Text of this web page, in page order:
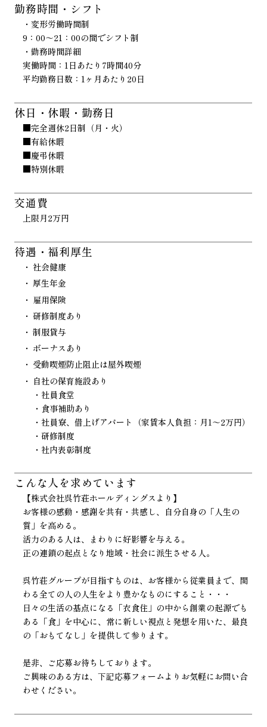
勤務時間・シフト
・変形労働時間制
9：00～21：00の間でシフト制
・勤務時間詳細
実働時間：1日あたり7時間40分
平均勤務日数：1ヶ月あたり20日
休日・休暇・勤務日
■完全週休2日制（月・火）
■有給休暇
■慶弔休暇
■特別休暇
交通費
上限月2万円
待遇・福利厚生
社会健康
厚生年金
雇用保険
研修制度あり
制服貸与
ボーナスあり
受動喫煙防止阻止は屋外喫煙
自社の保育施設あり
・社員食堂
・食事補助あり
・社員寮、借上げアパート（家賃本人負担：月1～2万円）
・研修制度
・社内表彰制度
こんな人を求めています
【株式会社呉竹荘ホールディングスより】
お客様の感動・感謝を共有・共感し、自分自身の「人生の
質」を高める。
活力のある人は、まわりに好影響を与える。
正の連鎖の起点となり地域・社会に派生させる人。
呉竹荘グループが目指すものは、お客様から従業員まで、関
わる全ての人の人生をより豊かなものにすること・・・
日々の生活の基点になる「衣食住」の中から創業の起源でも
ある「食」を中心に、常に新しい視点と発想を用いた、最良
の「おもてなし」を提供して参ります。
是非、ご応募お待ちしております。
ご興味のある方は、下記応募フォームよりお気軽にお問い合
わせください。